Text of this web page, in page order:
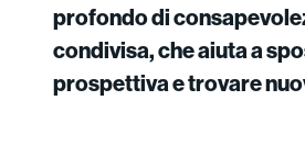
profondo di
condivisa, che aiuta a
prospettiva e trovare